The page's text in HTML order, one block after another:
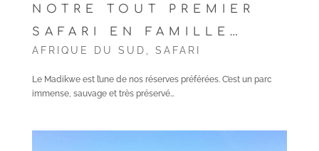
NOTRE TOUT PREMIER
SAFARI EN FAMILLE…
AFRIQUE DU SUD SAFARI
Le Madikwe est l’une de nos réserves préférées. C’est un parc
immense, sauvage et très préservé…